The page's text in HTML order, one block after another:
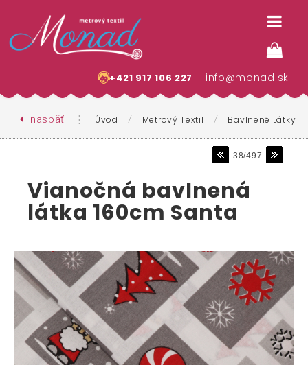
+421 917 106 227 info@monad.sk
naspäť ⋮ Úvod / Metrový Textil / Bavlnené Látky
38/497
Vianočná bavlnená
látka 160cm Santa